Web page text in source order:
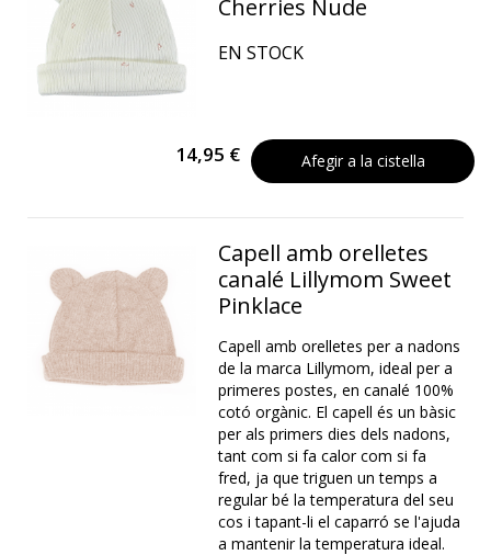
Cherries Nude
EN STOCK
14,95 € Afegir a la cistella
Capell amb orelletes
canalé Lillymom Sweet
Pinklace
Capell amb orelletes per a nadons
de la marca Lillymom, ideal per a
primeres postes, en canalé 100%
cotó orgànic. El capell és un bàsic
per als primers dies dels nadons,
tant com si fa calor com si fa
fred, ja que triguen un temps a
regular bé la temperatura del seu
cos i tapant-li el caparró se l'ajuda
a mantenir la temperatura ideal.